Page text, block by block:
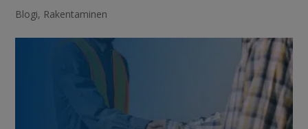
Blogi, Rakentaminen